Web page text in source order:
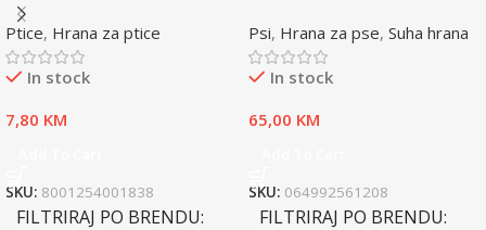
Ptice, Hrana za ptice
In stock
7,80 KM
SKU: 8001254001838
FILTRIRAJ PO BRENDU
Psi, Hrana za pse, Suha hrana
In stock
65,00 KM
SKU: 064992561208
FILTRIRAJ PO BRENDU